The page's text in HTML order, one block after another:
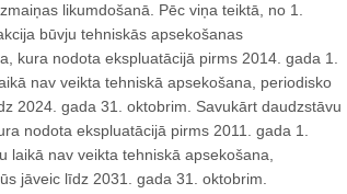
likumdošanā. Pēc viņa teiktā, no 1.
būvju tehniskās apsekošanas
kura nodota ekspluatācijā pirms 2014. gada 1.
nav veikta tehniskā apsekošana, periodisko
2024. gada 31. oktobrim. Savukārt daudzstāvu
nodota ekspluatācijā pirms 2011. gada 1.
laikā nav veikta tehniskā apsekošana,
jāveic līdz 2031. gada 31. oktobrim.